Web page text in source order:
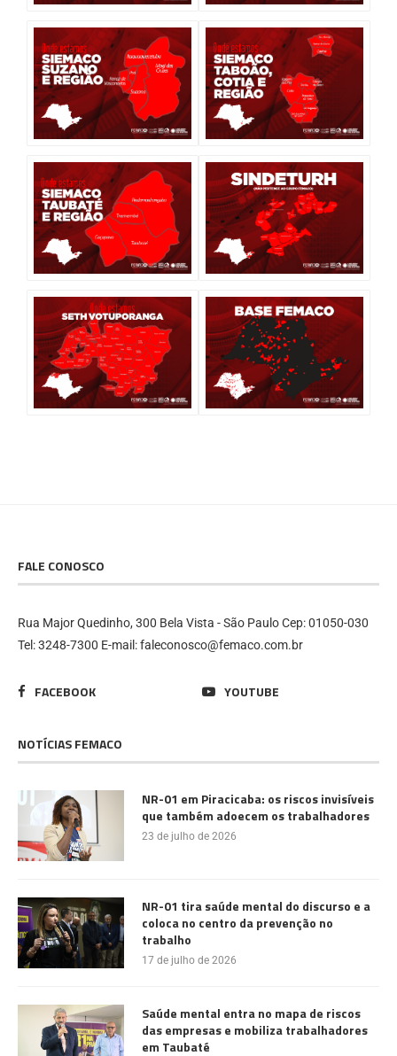
FALE CONOSCO
Rua Major Quedinho, 300 Bela Vista - São Paulo Cep: 01050-030
Tel: 3248-7300 E-mail: faleconosco@femaco.com.br
FACEBOOK YOUTUBE
NOTÍCIAS FEMACO
NR-01 em Piracicaba: os riscos invisíveis
que também adoecem os trabalhadores
23 de julho de 2026
NR-01 tira saúde mental do discurso e a
coloca no centro da prevenção no
trabalho
17 de julho de 2026
Saúde mental entra no mapa de riscos
das empresas e mobiliza trabalhadores
em Taubaté